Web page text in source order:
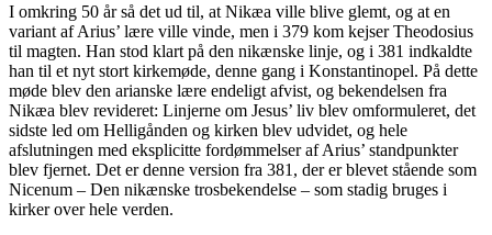
I omkring 50 år så det ud til, at Nikæa ville blive glemt, og at en
variant af Arius’ lære ville vinde, men i 379 kom kejser Theodosius
til magten. Han stod klart på den nikænske linje, og i 381 indkaldte
han til et nyt stort kirkemøde, denne gang i Konstantinopel. På dette
møde blev den arianske lære endeligt afvist, og bekendelsen fra
Nikæa blev revideret: Linjerne om Jesus’ liv blev omformuleret, det
sidste led om Helligånden og kirken blev udvidet, og hele
afslutningen med eksplicitte fordømmelser af Arius’ standpunkter
blev fjernet. Det er denne version fra 381, der er blevet stående som
Nicenum – Den nikænske trosbekendelse – som stadig bruges i
kirker over hele verden.